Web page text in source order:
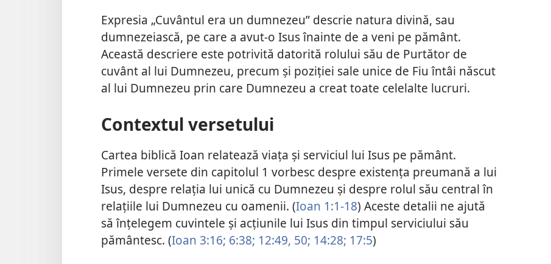
Expresia „Cuvântul era un dumnezeu” descrie natura divină, sau
dumnezeiască, pe care a avut-o Isus înainte de a veni pe pământ.
Această descriere este potrivită datorită rolului său de Purtător de
cuvânt al lui Dumnezeu, precum și poziției sale unice de Fiu întâi născut
al lui Dumnezeu prin care Dumnezeu a creat toate celelalte lucruri.
Contextul versetului
Cartea biblică Ioan relatează viața și serviciul lui Isus pe pământ.
Primele versete din capitolul 1 vorbesc despre existența preumană a lui
Isus, despre relația lui unică cu Dumnezeu și despre rolul său central în
relațiile lui Dumnezeu cu oamenii. (Ioan 1:1-18) Aceste detalii ne ajută
să înțelegem cuvintele și acțiunile lui Isus din timpul serviciului său
pământesc. (Ioan 3:16; 6:38; 12:49, 50; 14:28; 17:5)